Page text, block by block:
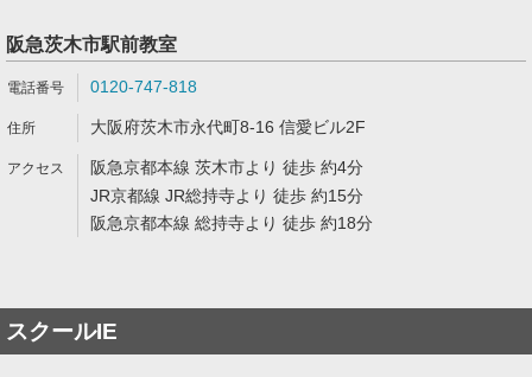
阪急茨木市駅前教室
0120-747-818
大阪府茨木市永代町8-16 信愛ビル2F
阪急京都本線 茨木市より 徒歩 約4分
JR京都線 JR総持寺より 徒歩 約15分
阪急京都本線 総持寺より 徒歩 約18分
スクールIE